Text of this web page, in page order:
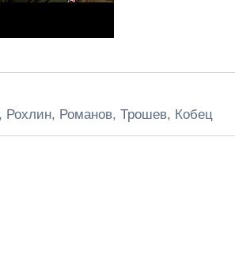
Рохлин, Романов, Трошев, Кобец